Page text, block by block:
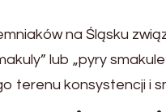
na Śląsku
lub „pyry
terenu konsystencji i